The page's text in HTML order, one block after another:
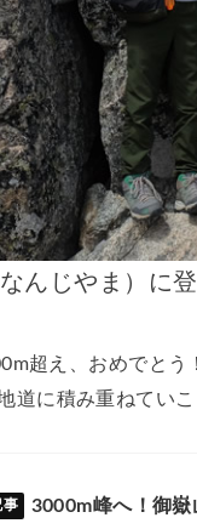
んじやま）に
超え、おめでとう
道に積み重ねていこ
3000m峰へ！御